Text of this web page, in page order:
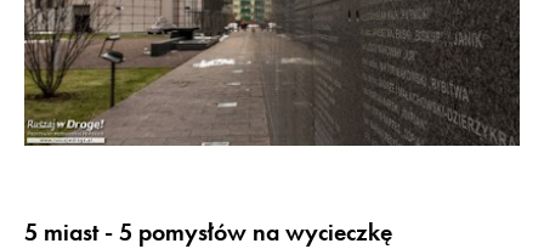
5 miast - 5 pomysłów na wycieczkę